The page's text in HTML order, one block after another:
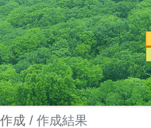
成 作成結果